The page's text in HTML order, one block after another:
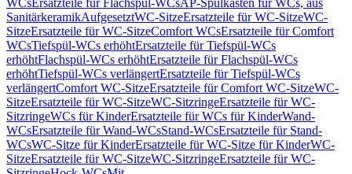
WCsErsatzteile für Flachspül-WCsAP-Spülkästen für WCs, aus
SanitärkeramikAufgesetztWC-SitzeErsatzteile für WC-SitzeWC-
SitzeErsatzteile für WC-SitzeComfort WCsErsatzteile für Comfort
WCsTiefspül-WCs erhöhtErsatzteile für Tiefspül-WCs
erhöhtFlachspül-WCs erhöhtErsatzteile für Flachspül-WCs
erhöhtTiefspül-WCs verlängertErsatzteile für Tiefspül-WCs
verlängertComfort WC-SitzeErsatzteile für Comfort WC-SitzeWC-
SitzeErsatzteile für WC-SitzeWC-SitzringeErsatzteile für WC-
SitzringeWCs für KinderErsatzteile für WCs für KinderWand-
WCsErsatzteile für Wand-WCsStand-WCsErsatzteile für Stand-
WCsWC-Sitze für KinderErsatzteile für WC-Sitze für KinderWC-
SitzeErsatzteile für WC-SitzeWC-SitzringeErsatzteile für WC-